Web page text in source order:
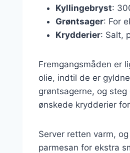
Kyllingebryst:
Grøntsager: For
Krydderier: Salt,
Fremgangsmåden er
olie, indtil de er
grøntsagerne, og
ønskede krydderier
Server retten varm,
parmesan for ekstra